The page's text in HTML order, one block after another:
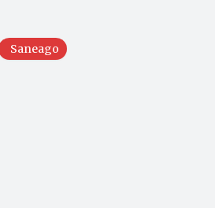
Saneago